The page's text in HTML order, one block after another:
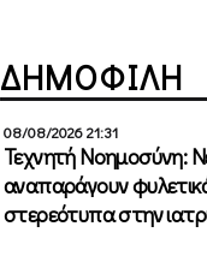
ΔΗΜΟΦΙΛΗ
08/08/2026 21:31
Τεχνητή Νοημοσύνη:
αναπαράγουν
στερεότυπα στην